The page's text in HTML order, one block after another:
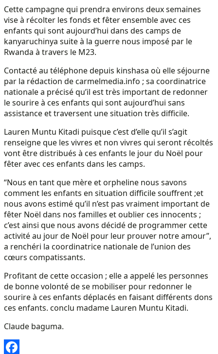
Cette campagne qui prendra environs deux semaines
vise à récolter les fonds et fêter ensemble avec ces
enfants qui sont aujourd’hui dans des camps de
kanyaruchinya suite à la guerre nous imposé par le
Rwanda à travers le M23.
Contacté au téléphone depuis kinshasa où elle séjourne
par la rédaction de carmelmedia.info ; sa coordinatrice
nationale a précisé qu’il est très important de redonner
le sourire à ces enfants qui sont aujourd’hui sans
assistance et traversent une situation très difficile.
Lauren Muntu Kitadi puisque c’est d’elle qu’il s’agit
renseigne que les vivres et non vivres qui seront récoltés
vont être distribués à ces enfants le jour du Noël pour
fêter avec ces enfants dans les camps.
“Nous en tant que mère et orpheline nous savons
comment les enfants en situation difficile souffrent ;et
nous avons estimé qu’il n’est pas vraiment important de
fêter Noël dans nos familles et oublier ces innocents ;
c’est ainsi que nous avons décidé de programmer cette
activité au jour de Noël pour leur prouver notre amour”,
a renchéri la coordinatrice nationale de l’union des
cœurs compatissants.
Profitant de cette occasion ; elle a appelé les personnes
de bonne volonté de se mobiliser pour redonner le
sourire à ces enfants déplacés en faisant différents dons
ces enfants. conclu madame Lauren Muntu Kitadi.
Claude baguma.